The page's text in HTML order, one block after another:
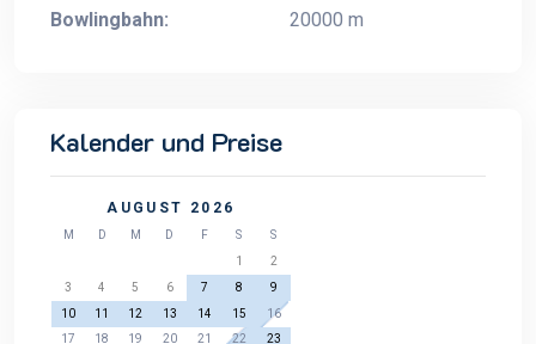
Bowlingbahn:
20000 m
Kalender und Preise
AUGUST 2026
M D M D F S
S
1
2
3
4 5 6 7 8
9
10
11 12 13 14 15
16
17
18 19 20 21 22 23